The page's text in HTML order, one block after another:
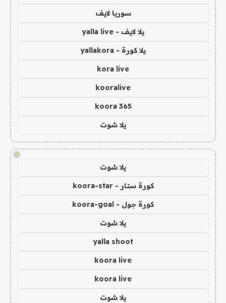
سوريا لايف
يلا لايف - yalla live
يلا كورة - yallakora
kora live
kooralive
koora 365
يلا شوت
!
يلا شوت
كورة ستار - koora-star
كورة جول - koora-goal
يلا شوت
yalla shoot
koora live
koora live
يلا شوت